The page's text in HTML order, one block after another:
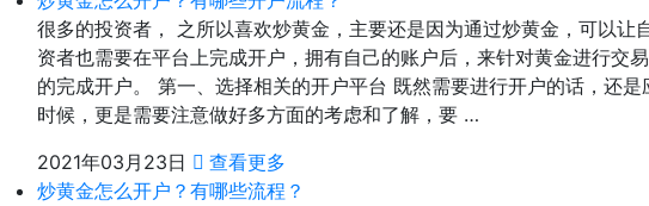
很多的投资者， 之所以喜欢炒黄金，主要还是因为通过炒黄金，可以
资者也需要在平台上完成开户，拥有自己的账户后，来针对黄金进行交
的完成开户。 第一、选择相关的开户平台 既然需要进行开户的话，还
时候，更是需要注意做好多方面的考虑和了解，要 …
2021年03月23日
查看更多
炒黄金怎么开户？有哪些流程？